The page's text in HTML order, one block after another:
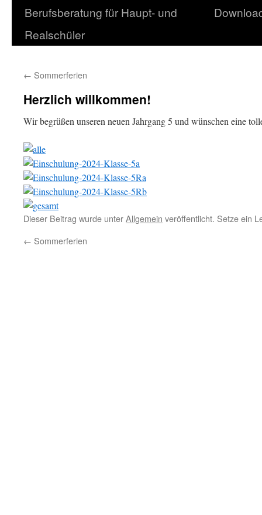
Berufsberatung für Haupt- und
Realschüler
← Sommerferien
Herzlich willkommen!
Wir begrüßen unseren neuen Jahrgang 5 und wünschen eine
Dieser Beitrag wurde unterAllgemein veröffentlicht. Setze ein
← Sommerferien